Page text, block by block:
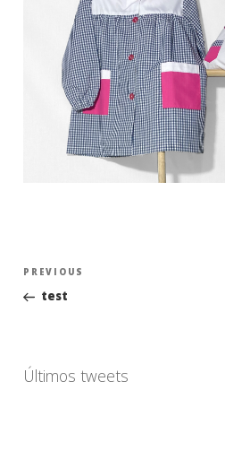
Navegación
entradas
Previous
Post
PREVIOUS
test
Últimos tweets